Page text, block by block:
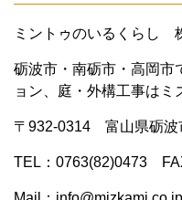
ミントゥのいるくらし
砺波市・南砺市・高岡市
ョン、庭・外構工事はミ
〒932-0314 富山県砺波
TEL：0763(82)0473